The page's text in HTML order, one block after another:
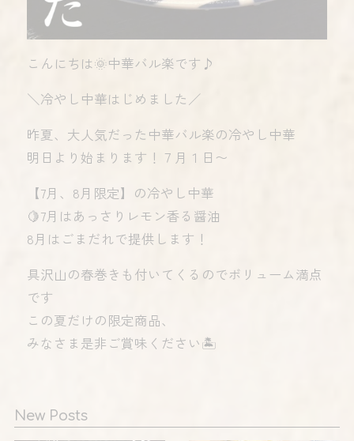
こんにちは🌞中華バル楽です♪
＼冷やし中華はじめました／
昨夏、大人気だった中華バル楽の冷やし中華
明日より始まります！７月１日〜
【7月、8月限定】の冷やし中華
🍋7月はあっさりレモン香る醤油
8月はごまだれで提供します！
具沢山の春巻きも付いてくるのでボリューム満点
です
この夏だけの限定商品、
みなさま是非ご賞味ください🏝️
New Posts